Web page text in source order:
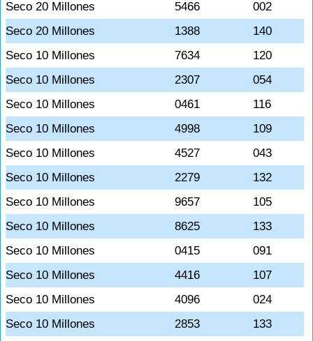
Seco 20 Millones
5466
002
Seco 20 Millones
1388
140
Seco 10 Millones
7634
120
Seco 10 Millones
2307
054
Seco 10 Millones
0461
116
Seco 10 Millones
4998
109
Seco 10 Millones
4527
043
Seco 10 Millones
2279
132
Seco 10 Millones
9657
105
Seco 10 Millones
8625
133
Seco 10 Millones
0415
091
Seco 10 Millones
4416
107
Seco 10 Millones
4096
024
Seco 10 Millones
2853
133